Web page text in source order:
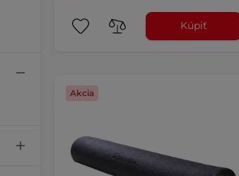
Kúpiť
Akcia